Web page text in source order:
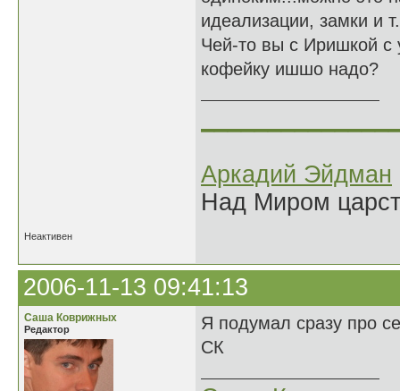
идеализации, замки и
Чей-то вы с Иришкой с
кофейку ишшо надо?
Аркадий Эйдман
Над Миром
Неактивен
2006-11-13 09:41:13
Саша Коврижных
Редактор
Я подумал сразу про
СК